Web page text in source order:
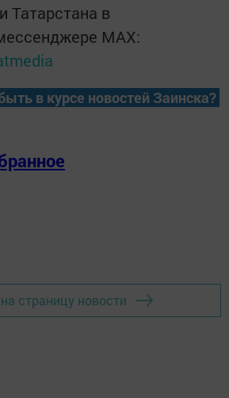
Татарстана в
MАХ:
в курсе новостей Заинска?
страницу новости